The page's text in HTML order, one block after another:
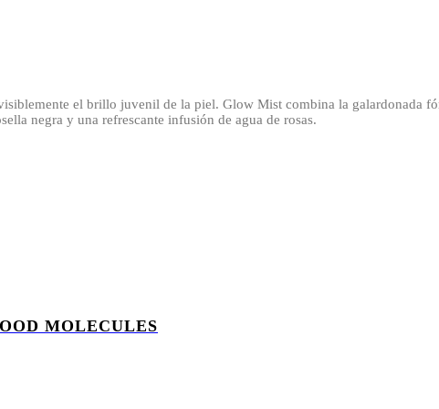
el brillo juvenil de la piel. Glow Mist combina la galardonada
negra y una refrescante infusión de agua de rosas.
MOLECULES